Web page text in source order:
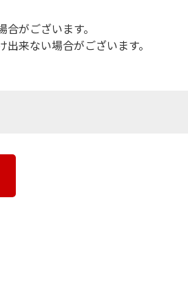
がございます。
来ない場合がございます。